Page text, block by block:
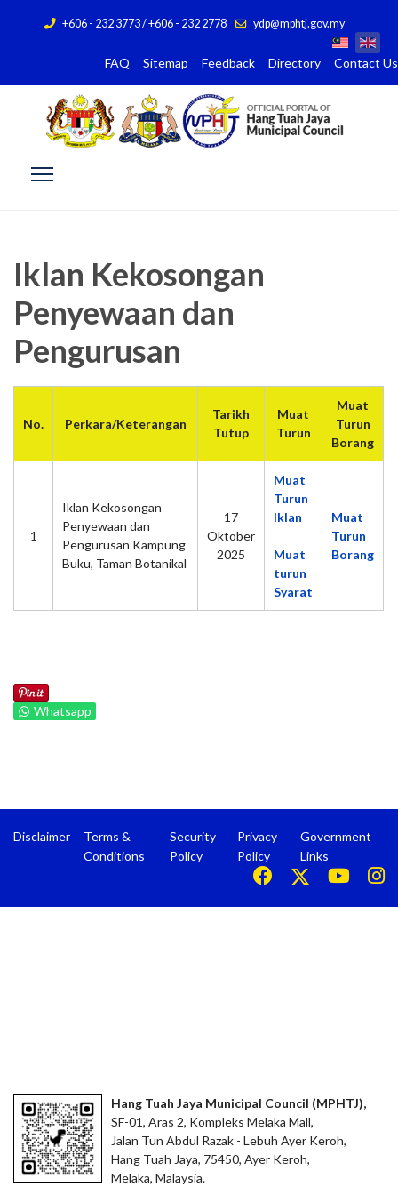
+606 - 232 3773 / +606 - 232 2778 ydp@mphtj.gov.my
FAQ Sitemap Feedback Directory Contact Us
Iklan Kekosongan
Penyewaan dan
Pengurusan
No. Perkara/Keterangan
Tarikh
Tutup
Muat
Turun
Muat
Turun
Borang
1
Iklan Kekosongan
Penyewaan dan
Pengurusan Kampung
Buku, Taman Botanikal
17
Oktober
2025
Muat
Turun
Iklan
Muat
turun
Syarat
Muat
Turun
Borang
Whatsapp
Disclaimer
Terms &
Conditions
Security
Policy
Privacy
Policy
Government
Links
Hang Tuah Jaya Municipal Council (MPHTJ),
SF-01, Aras 2, Kompleks Melaka Mall,
Jalan Tun Abdul Razak - Lebuh Ayer Keroh,
Hang Tuah Jaya, 75450, Ayer Keroh,
Melaka, Malaysia.